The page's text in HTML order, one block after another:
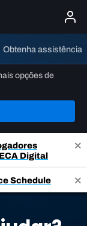
Obtenha assistência
opções de
Digital
Schedule